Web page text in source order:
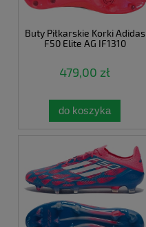
Buty Piłkarskie Korki Adidas
F50 Elite AG IF1310
479,00 zł
do koszyka